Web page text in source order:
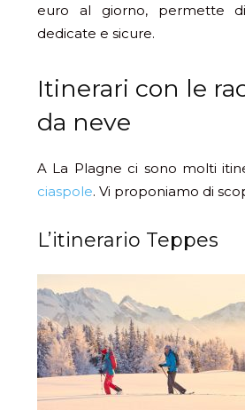
euro al giorno, permette
dedicate e sicure.
Itinerari con le
da neve
A La Plagne ci sono molti
ciaspole. Vi proponiamo di
L’itinerario Teppes